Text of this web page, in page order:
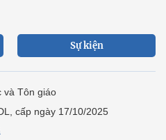
Sự kiện
và Tôn giáo
cấp ngày 17/10/2025